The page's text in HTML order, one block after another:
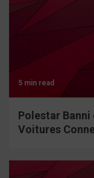
5 min read
Polestar Banni
Voitures